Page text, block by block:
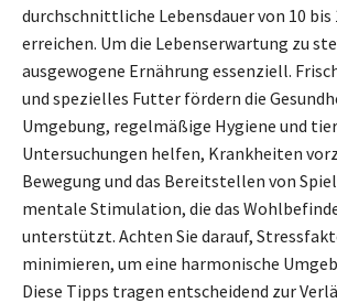
durchschnittliche Lebensdauer von 10 bis
erreichen. Um die Lebenserwartung zu
ausgewogene Ernährung essenziell.
und spezielles Futter fördern die
Umgebung, regelmäßige Hygiene und
Untersuchungen helfen, Krankheiten
Bewegung und das Bereitstellen von
mentale Stimulation, die das
unterstützt. Achten Sie darauf,
minimieren, um eine harmonische
Diese Tipps tragen entscheidend zur